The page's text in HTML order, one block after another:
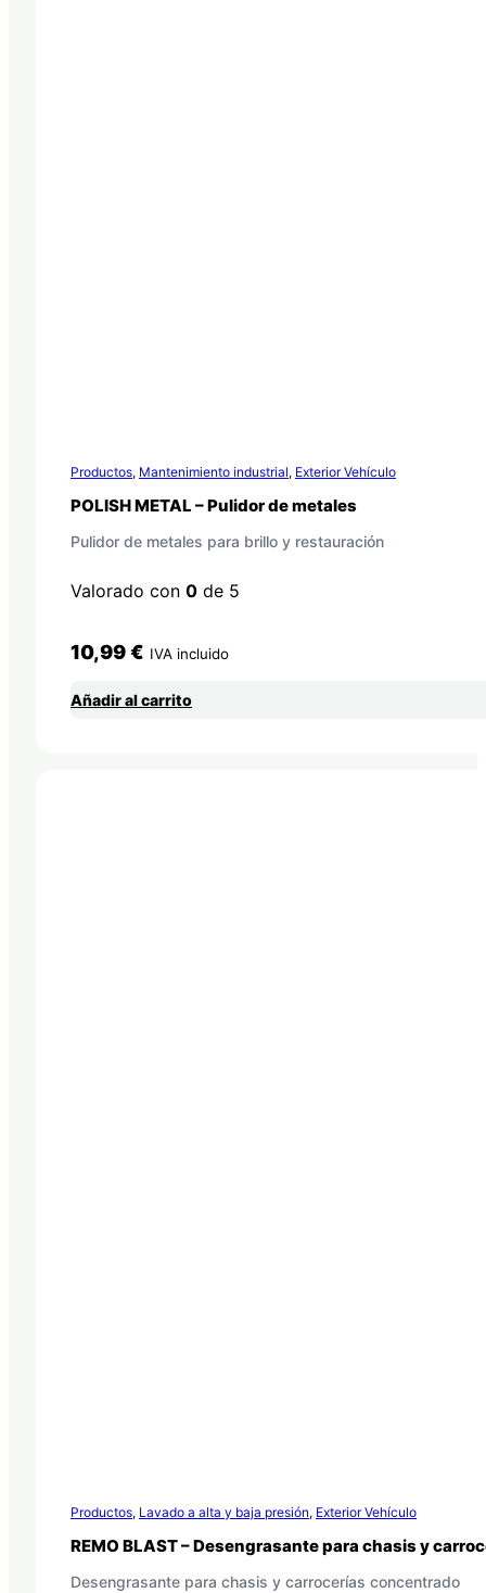
Productos, Mantenimiento industrial, Exterior Vehículo
POLISH METAL – Pulidor de metales
Pulidor de metales para brillo y restauración
Valorado con 0 de 5
10,99€ IVA incluido
Añadir al carrito
Productos, Lavado a alta y baja presión, Exterior Vehículo
REMO BLAST – Desengrasante para chasis y
Desengrasante para chasis y carrocerías concentrado